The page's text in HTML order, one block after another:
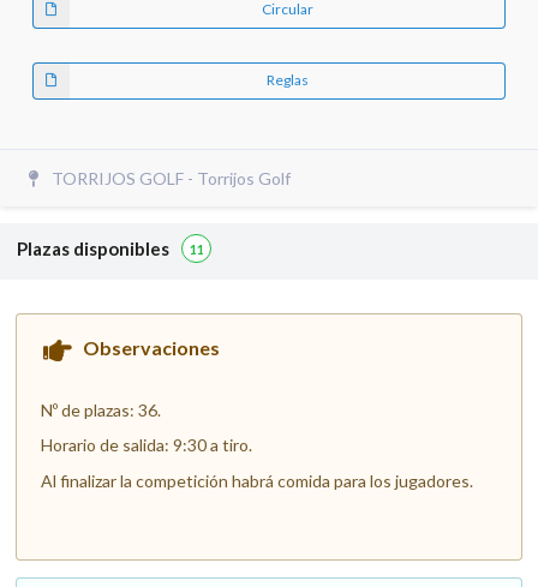
Circular
Reglas
TORRIJOS GOLF - Torrijos Golf
Plazas disponibles 11
Observaciones
Nº de plazas: 36.
Horario de salida: 9:30 a tiro.
Al finalizar la competición habrá comida para los jugadores.